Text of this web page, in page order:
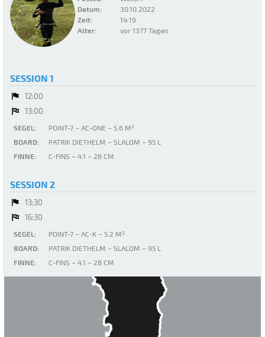
Datum:
30.10.2022
Zeit:
14:19
Alter:
vor 1377 Tagen
SESSION 1
12:00
13:00
SEGEL:
POINT-7 – AC-ONE – 5.6 M²
BOARD:
PATRIK DIETHELM – SLALOM – 95 L
FINNE:
C-FINS – 4.1 – 28 CM
SESSION 2
13:30
16:30
SEGEL:
POINT-7 – AC-K – 5.2 M²
BOARD:
PATRIK DIETHELM – SLALOM – 95 L
FINNE:
C-FINS – 4.1 – 28 CM